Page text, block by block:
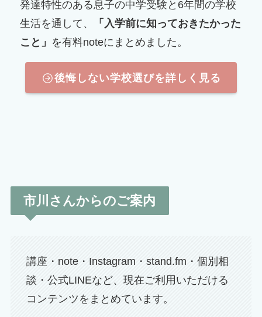
発達特性のある息子の中学受験と6年間の学校
生活を通して、
「入学前に知っておきたかった
こと」 を有料noteにまとめました。
後悔しない学校選びを詳しく見る
市川さんからのご案内
講座・note・Instagram・stand.fm・個別相
談・公式LINEなど、現在ご利用いただける
コンテンツをまとめています。